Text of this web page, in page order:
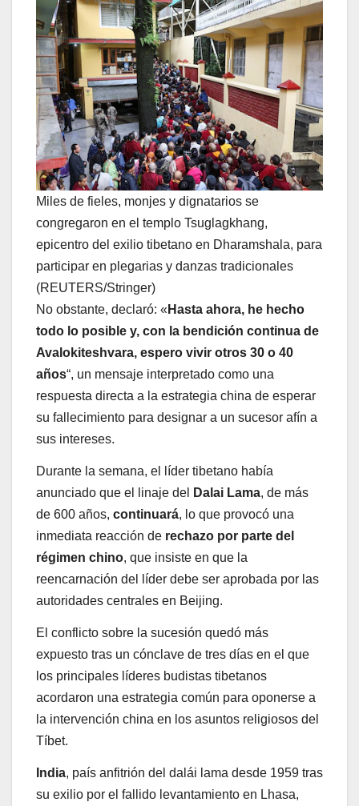
Miles de fieles, monjes y dignatarios se
congregaron en el templo Tsuglagkhang,
epicentro del exilio tibetano en Dharamshala, para
participar en plegarias y danzas tradicionales
(REUTERS/Stringer)
No obstante, declaró: « Hasta ahora, he hecho
todo lo posible y, con la bendición continua de
Avalokiteshvara, espero vivir otros 30 o 40
años“, un mensaje interpretado como una
respuesta directa a la estrategia china de esperar
su fallecimiento para designar a un sucesor afín a
sus intereses.
Durante la semana, el líder tibetano había
anunciado que el linaje del
Dalai Lama, de más
de 600 años, continuará, lo que provocó una
inmediata reacción de rechazo por parte del
régimen chino, que insiste en que la
reencarnación del líder debe ser aprobada por las
autoridades centrales en Beijing.
El conflicto sobre la sucesión quedó más
expuesto tras un cónclave de tres días en el que
los principales líderes budistas tibetanos
acordaron una estrategia común para oponerse a
la intervención china en los asuntos religiosos del
Tíbet.
India, país anfitrión del dalái lama desde 1959 tras
su exilio por el fallido levantamiento en Lhasa,